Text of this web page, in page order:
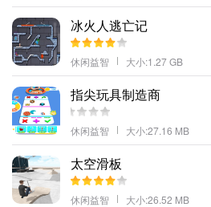
冰火人逃亡记
休闲益智 大小:1.27 GB
指尖玩具制造商
休闲益智 大小:27.16 MB
太空滑板
休闲益智 大小:26.52 MB